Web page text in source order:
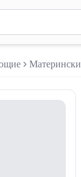
2 символа для